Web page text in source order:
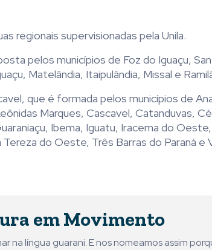
regionais supervisionadas pela Unila.
pelos municípios de Foz do Iguaçu,
Matelândia, Itaipulândia, Missal e
que é formada pelos municípios de
Marques, Cascavel, Catanduvas,
Ibema, Iguatu, Iracema do
Tereza do Oeste, Três Barras do Paraná e
em Movimento
na língua guarani. E nos nomeamos assim